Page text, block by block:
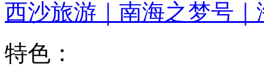
西沙旅游｜南海之梦号
特色：